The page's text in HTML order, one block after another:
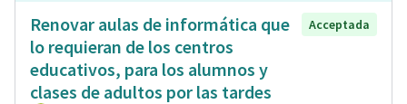
Renovar aulas de informática que
lo requieran de los centros
educativos, para los alumnos y
clases de adultos por las tardes
Acceptada